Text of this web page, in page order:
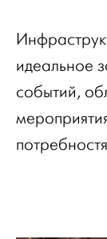
идеальное
событий,